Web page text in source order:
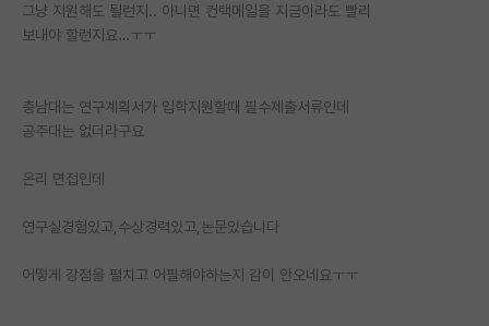
학부 인턴 게시판
임용 후기 게시판
그냥 지원해도 될런지.. 아니면 컨택메일을 지금이라도 빨리
보내야 할런지요…ㅜㅜ
충남대는 연구계획서가 입학지원할때 필수제출서류인데
공주대는 없더라구요
온리 면접인데
연구실경험있고,수상경력있고,논문있습니다
어떻게 강점을 펼치고 어필해야하는지 감이 안오네요ㅜㅜ